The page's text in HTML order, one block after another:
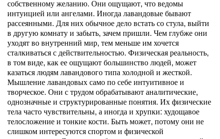
собственному желанию. Они ощущают, что ведомы
интуицией или ангелами. Иногда лавандовые бывают
рассеянными. Для них обычное дело встать со стула, выйти
в другую комнату и забыть, зачем пришли. Чем глубже они
уходят во внутренний мир, тем меньше им хочется
сталкиваться с действительностью. Физическая реальность,
в том виде, как ее ощущают большинство людей, может
казаться людям лавандового типа холодной и жесткой.
Мышление лавандовых само по себе интуитивное и
творческое. Они с трудом обрабатывают аналитические,
однозначные и структурированные понятия. Их физические
тела часто чувствительны, а иногда и хрупки: худощавое
телосложение и тонкие кости. Быть может, потому они не
слишком интересуются спортом и физической